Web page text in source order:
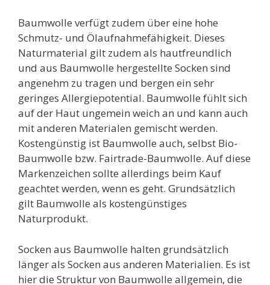
Baumwolle verfügt zudem über eine hohe
Schmutz- und Ölaufnahmefähigkeit. Dieses
Naturmaterial gilt zudem als hautfreundlich
und aus Baumwolle hergestellte Socken sind
angenehm zu tragen und bergen ein sehr
geringes Allergiepotential. Baumwolle fühlt sich
auf der Haut ungemein weich an und kann auch
mit anderen Materialen gemischt werden.
Kostengünstig ist Baumwolle auch, selbst Bio-
Baumwolle bzw. Fairtrade-Baumwolle. Auf diese
Markenzeichen sollte allerdings beim Kauf
geachtet werden, wenn es geht. Grundsätzlich
gilt Baumwolle als kostengünstiges
Naturprodukt.
Socken aus Baumwolle halten grundsätzlich
länger als Socken aus anderen Materialien. Es ist
hier die Struktur von Baumwolle allgemein, die